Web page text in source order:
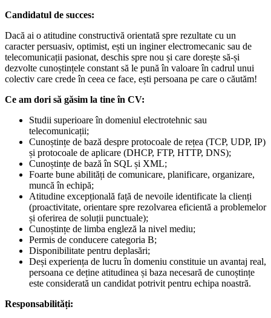
Candidatul de succes:
Dacă ai o atitudine constructivă orientată spre rezultate cu un
caracter persuasiv, optimist, ești un inginer electromecanic sau de
telecomunicații pasionat, deschis spre nou și care dorește să-și
dezvolte cunoștințele constant să le pună în valoare în cadrul unui
colectiv care crede în ceea ce face, ești persoana pe care o căutăm!
Ce am dori să găsim la tine în CV:
Studii superioare în domeniul electrotehnic sau
telecomunicații;
Cunoștințe de bază despre protocoale de rețea (TCP, UDP, IP)
și protocoale de aplicare (DHCP, FTP, HTTP, DNS);
Cunoștințe de bază în SQL și XML;
Foarte bune abilități de comunicare, planificare, organizare,
muncă în echipă;
Atitudine excepțională față de nevoile identificate la clienți
(proactivitate, orientare spre rezolvarea eficientă a problemelor
și oferirea de soluții punctuale);
Cunoștințe de limba engleză la nivel mediu;
Permis de conducere categoria B;
Disponibilitate pentru deplasări;
Deși experiența de lucru în domeniu constituie un avantaj real,
persoana ce deține atitudinea și baza necesară de cunoștințe
este considerată un candidat potrivit pentru echipa noastră.
Responsabilități: